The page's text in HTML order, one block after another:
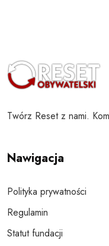
Twórz Reset z nami.
Nawigacja
Polityka prywatności
Regulamin
Statut fundacji